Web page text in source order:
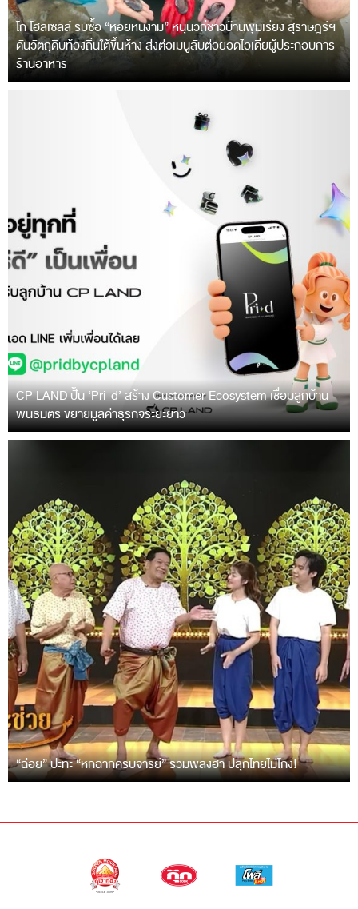
โก โฮลเซลล์ รับซื้อ “หอยหินงาม” หนุนวิถีชาวบ้านพุมเรียง สุราษฎร์ฯ
ดันวัตถุดิบท้องถิ่นใต้ขึ้นห้าง ส่งต่อเมนูลับต่อยอดไอเดียผู้ประกอบการ
ร้านอาหาร
CP LAND ปั้น ‘Pri-d’ สร้าง Customer Ecosystem เชื่อมลูกบ้าน-
พันธมิตร ขยายมูลค่าธุรกิจระยะยาว
“ฉ่อย” ปะทะ “หกฉากครับจารย์” รวมพลังฮา ปลุกไทยไม่โกง!